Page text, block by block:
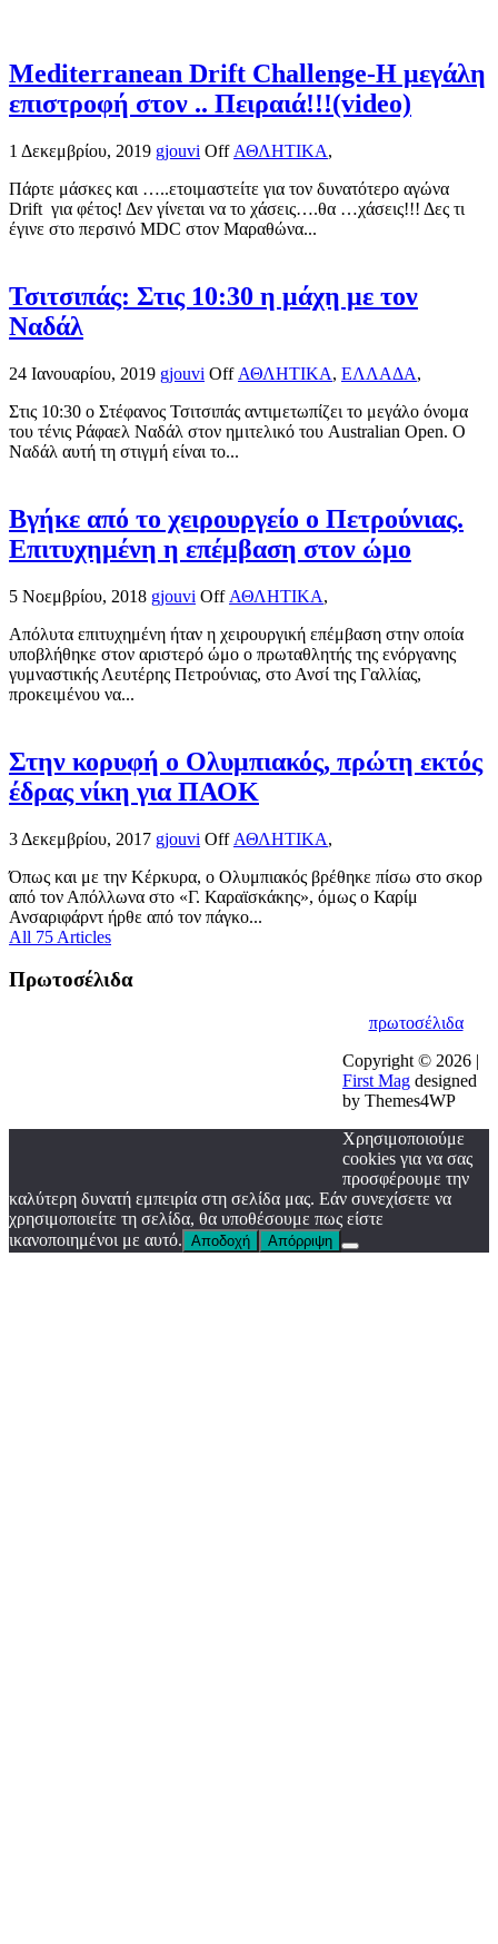
Mediterranean Drift Challenge-Η μεγάλη
επιστροφή στον .. Πειραιά!!!(video)
1 Δεκεμβρίου, 2019 gjouvi Off ΑΘΛΗΤΙΚΑ,
Πάρτε μάσκες και …..ετοιμαστείτε για τον δυνατότερο αγώνα
Drift για φέτος! Δεν γίνεται να το χάσεις….θα …χάσεις!!! Δες τι
έγινε στο περσινό MDC στον Μαραθώνα...
Τσιτσιπάς: Στις 10:30 η μάχη με τον
Ναδάλ
24 Ιανουαρίου, 2019 gjouvi Off ΑΘΛΗΤΙΚΑ, ΕΛΛΑΔΑ,
Στις 10:30 ο Στέφανος Τσιτσιπάς αντιμετωπίζει το μεγάλο όνομα
του τένις Ράφαελ Ναδάλ στον ημιτελικό του Australian Open. Ο
Ναδάλ αυτή τη στιγμή είναι το...
Βγήκε από το χειρουργείο ο Πετρούνιας.
Επιτυχημένη η επέμβαση στον ώμο
5 Νοεμβρίου, 2018 gjouvi Off ΑΘΛΗΤΙΚΑ,
Απόλυτα επιτυχημένη ήταν η χειρουργική επέμβαση στην οποία
υποβλήθηκε στον αριστερό ώμο ο πρωταθλητής της ενόργανης
γυμναστικής Λευτέρης Πετρούνιας, στο Ανσί της Γαλλίας,
προκειμένου να...
Στην κορυφή ο Ολυμπιακός, πρώτη εκτός
έδρας νίκη για ΠΑΟΚ
3 Δεκεμβρίου, 2017 gjouvi Off ΑΘΛΗΤΙΚΑ,
Όπως και με την Κέρκυρα, ο Ολυμπιακός βρέθηκε πίσω στο σκορ
από τον Απόλλωνα στο «Γ. Καραϊσκάκης», όμως ο Καρίμ
Ανσαριφάρντ ήρθε από τον πάγκο...
All 75 Articles
Πρωτοσέλιδα
πρωτοσέλιδα
Copyright © 2026 |
First Mag designed
by Themes4WP
Χρησιμοποιούμε
cookies για να σας
προσφέρουμε την
καλύτερη δυνατή εμπειρία στη σελίδα μας. Εάν συνεχίσετε να
χρησιμοποιείτε τη σελίδα, θα υποθέσουμε πως είστε
ικανοποιημένοι με αυτό. Αποδοχή Απόρριψη